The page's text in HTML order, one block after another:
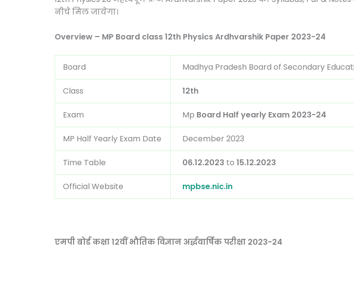
नीचे मिल जायेगा।
Overview – MP Board class 12th Physics Ardhvarshik Paper 2023-24
Board Madhya Pradesh Board of Secondary
Class 12th
Exam Mp Board Half yearly Exam 2023-24
MP Half Yearly Exam Date December 2023
Time Table 06.12.2023 to 15.12.2023
Official Website mpbse.nic.in
एमपी बोर्ड कक्षा 12वीं भौतिक विज्ञान अर्द्धवार्षिक परीक्षा 2023-24